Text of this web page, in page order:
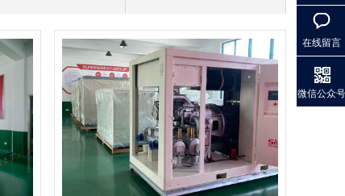
在线留言
微信公众号